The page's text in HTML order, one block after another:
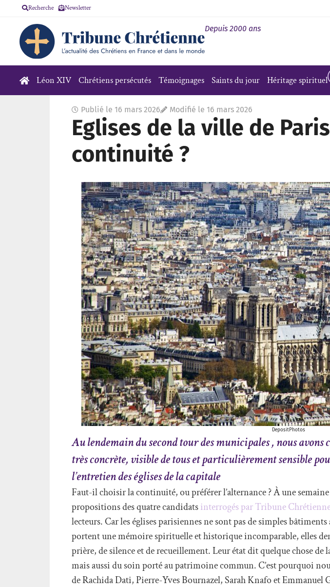
Recherche Newsletter
Depuis 2000 ans
Léon XIV Chrétiens persécutés Témoignages Saints du jour Héritage spirituel
Publié le 16 mars 2026 Modifié le 16 mars 2026
Eglises de la ville de
continuité ?
DepositPhotos
Au lendemain du second tour des municipales , nous
très concrète, visible de tous et particulièrement sensible
l’entretien des églises de la capitale
Faut-il choisir la continuité, ou préférer l’alternance ? À une
propositions des quatre candidatsinterrogés par Tribune
lecteurs. Car les églises parisiennes ne sont pas de simples
portent une mémoire spirituelle et historique incomparable, elles
prière, de silence et de recueillement. Leur état dit quelque chose de
mais aussi du soin porté au patrimoine commun. C’est pourquoi
de Rachida Dati, Pierre-Yves Bournazel, Sarah Knafo et Emmanuel